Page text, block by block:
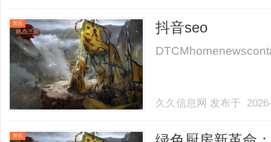
频繁出现停航、绕航
资讯 抖音seo
久久信息网 发布于
资讯